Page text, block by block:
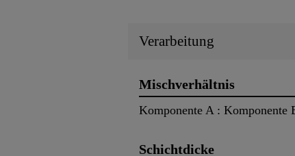
Verarbeitung
Mischverhältnis
Komponente A : Komponente
Schichtdicke